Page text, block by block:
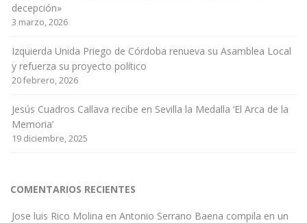
decepción»
3 marzo, 2026
Izquierda Unida Priego de Córdoba renueva su Asamblea Local
y refuerza su proyecto político
20 febrero, 2026
Jesús Cuadros Callava recibe en Sevilla la Medalla ‘El Arca de la
Memoria’
19 diciembre, 2025
COMENTARIOS RECIENTES
Jose luis Rico Molina en Antonio Serrano Baena compila en un